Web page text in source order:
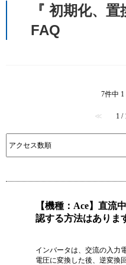
『 初期化、
FAQ
7件中
≪ 1 /
【機種：Ace】直流
認する方法はありま
インバータは、交流の入力
電圧に変換した後、逆変換